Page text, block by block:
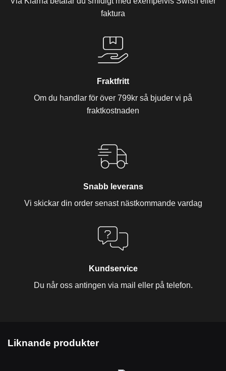
faktura
Fraktfritt
Om du handlar för över 799kr så bjuder vi på
fraktkostnaden
Snabb leverans
Vi skickar din order senast nästkommande vardag
Kundservice
Du når oss antingen via mail eller på telefon.
Liknande produkter